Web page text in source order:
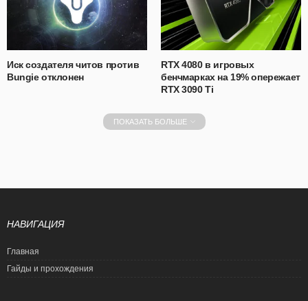
Иск создателя читов против
Bungie отклонен
RTX 4080 в игровых
бенчмарках на 19% опережает
RTX 3090 Ti
ПОКАЗАТЬ БОЛЬШЕ
НАВИГАЦИЯ
Главная
Гайды и прохождения